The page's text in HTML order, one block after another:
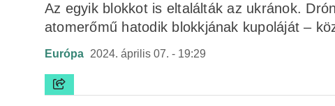
Az egyik blokkot is eltalálták az ukránok.
atomerőmű hatodik blokkjának kupoláját –
Európa 2024. április 07. - 19:29